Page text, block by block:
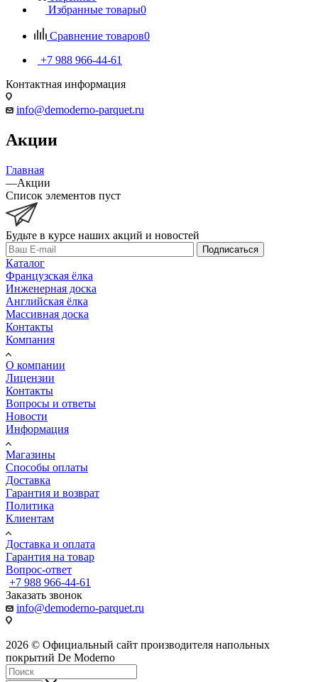
Избранные товары0
Сравнение товаров0
+7 988 966-44-61
Контактная информация
info@demoderno-parquet.ru
Акции
Главная
—Акции
Список элементов пуст
Будьте в курсе наших акций и новостей
Подписаться
Каталог
Французская ёлка
Инженерная доска
Английская ёлка
Массивная доска
Контакты
Компания
О компании
Лицензии
Контакты
Вопросы и ответы
Новости
Информация
Магазины
Способы оплаты
Доставка
Гарантия и возврат
Политика
Клиентам
Доставка и оплата
Гарантия на товар
Вопрос-ответ
+7 988 966-44-61
Заказать звонок
info@demoderno-parquet.ru
2026 © Официальный сайт производителя напольных
покрытий De Moderno